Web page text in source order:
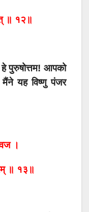
॥ १२॥
हे पुरुषोत्तम! आपको
यह विष्णु पंजर
।
॥ १३॥